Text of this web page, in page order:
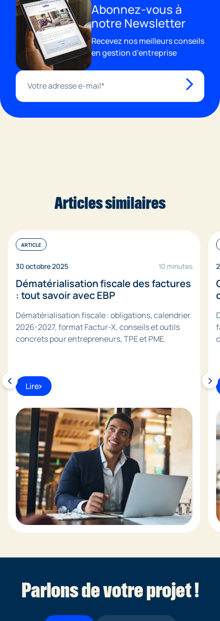
Abonnez-vous à
notre Newsletter
Recevez nos meilleurs conseils
en gestion d'entreprise
Articles similaires
ARTICLE
30 octobre 2025 10 minutes
Dématérialisation fiscale des factures
: tout savoir avec EBP
Dématérialisation fiscale : obligations, calendrier
2026-2027, format Factur-X, conseils et outils
concrets pour entrepreneurs, TPE et PME.
Lire
Parlons de votre projet !